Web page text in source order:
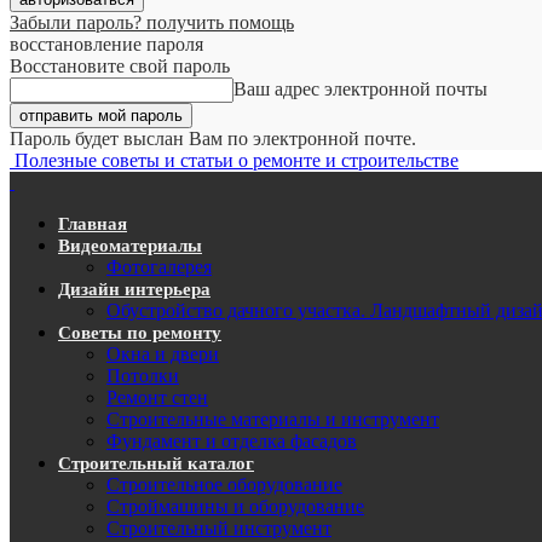
Забыли пароль? получить помощь
восстановление пароля
Восстановите свой пароль
Ваш адрес электронной почты
Пароль будет выслан Вам по электронной почте.
Полезные советы и статьи о ремонте и строительстве
Главная
Видеоматериалы
Фотогалерея
Дизайн интерьера
Обустройство дачного участка. Ландшафтный
Советы по ремонту
Окна и двери
Потолки
Ремонт стен
Строительные материалы и инструмент
Фундамент и отделка фасадов
Строительный каталог
Строительное оборудование
Строймашины и оборудование
Строительный инструмент